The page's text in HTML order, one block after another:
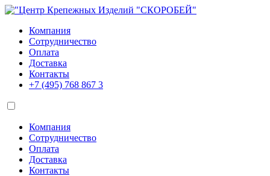
Компания
Сотрудничество
Оплата
Доставка
Контакты
+7 (495) 768 867 3
Компания
Сотрудничество
Оплата
Доставка
Контакты